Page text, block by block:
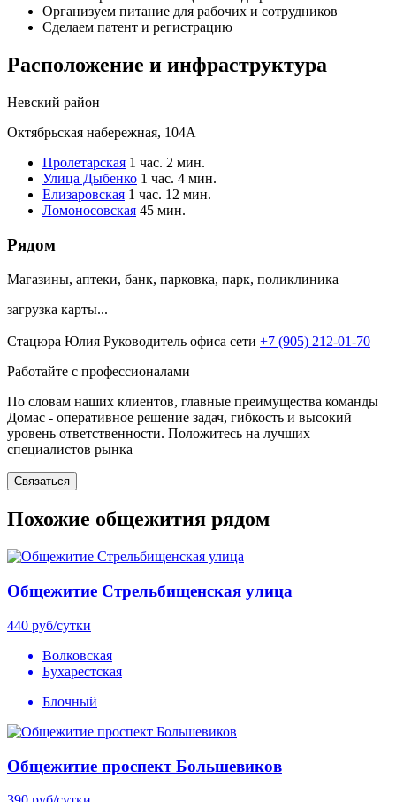
Организуем питание для рабочих и сотрудников
Сделаем патент и регистрацию
Расположение и инфраструктура
Невский район
Октябрьская набережная, 104А
Пролетарская 1 час. 2 мин.
Улица Дыбенко 1 час. 4 мин.
Елизаровская 1 час. 12 мин.
Ломоносовская 45 мин.
Рядом
Магазины, аптеки, банк, парковка, парк, поликлиника
загрузка карты...
Стацюра Юлия Руководитель офиса сети +7 (905) 212-01-70
Работайте с профессионалами
По словам наших клиентов, главные преимущества команды
Домас - оперативное решение задач, гибкость и высокий
уровень ответственности. Положитесь на лучших
специалистов рынка
Связаться
Похожие общежития рядом
Общежитие Стрельбищенская улица
440 руб/сутки
Волковская
Бухарестская
Блочный
Общежитие проспект Большевиков